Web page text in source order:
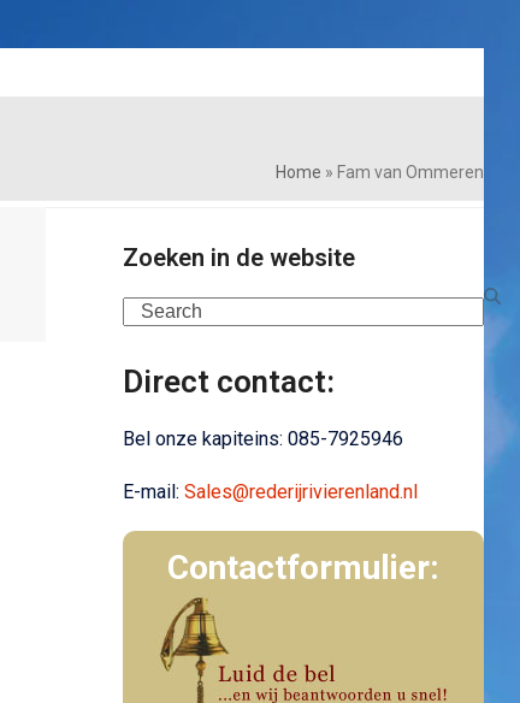
Home » Fam van Ommeren
Zoeken in de website
Search
Direct contact:
Bel onze kapiteins: 085-7925946
E-mail: Sales@rederijrivierenland.nl
Contactformulier: